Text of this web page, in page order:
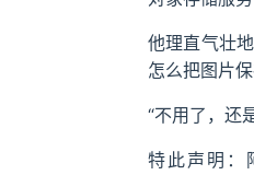
他理直气壮
怎么把图片
“不用了，还
特此声明：